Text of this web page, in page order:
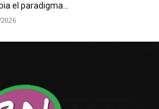
el paradigma...